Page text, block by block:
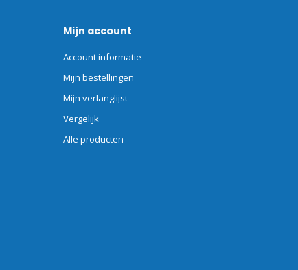
Mijn account
Account informatie
Mijn bestellingen
Mijn verlanglijst
Vergelijk
Alle producten